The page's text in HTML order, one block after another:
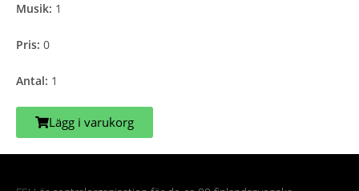
Musik: 1
Pris: 0
Antal: 1
Lägg i varukorg